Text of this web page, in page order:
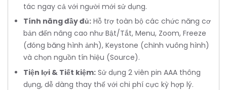
tác ngay cả với người mới sử dụng.
Tính năng đầy đủ: Hỗ trợ toàn bộ các chức năng cơ
bản đến nâng cao như Bật/Tắt, Menu, Zoom, Freeze
(đóng băng hình ảnh), Keystone (chỉnh vuông hình)
và chọn nguồn tín hiệu (Source).
Tiện lợi & Tiết kiệm: Sử dụng 2 viên pin AAA thông
dụng, dễ dàng thay thế với chi phí cực kỳ hợp lý.